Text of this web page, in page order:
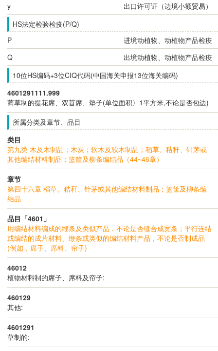
y
出口许可证（边境小额贸易）
HS法定检验检疫(P/Q)
P
进境动植物、动植物产品检疫
Q
出境动植物、动植物产品检疫
10位HS编码+3位CIQ代码(中国海关申报13位海关编码)
4601291111.999
蔺草制的提花席、双苜席、垫子(单位面积〉1平方米,不论是否包边)
所属分类及章节、品目
类目
第九类 木及木制品；木炭；软木及软木制品；稻草、秸秆、针茅或
其他编结材料制品；篮筐及柳条编结品（44~46章）
章节
第四十六章 稻草、秸秆、针茅或其他编结材料制品；篮筐及柳条编
结品
品目「4601」
用编结材料编成的缏条及类似产品，不论是否缝合成宽条；平行连结
或编结的成片材料、缏条或类似的编结材料产品，不论是否制成品
(例如，席子、席料、帘子)
46012
植物材料制的席子、席料及帘子:
460129
其他:
4601291
草制的: